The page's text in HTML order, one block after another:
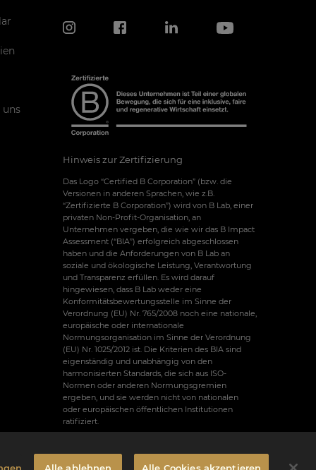
uns
Hinweis zur Zertifizierung
Das Logo “Certified B Corporation” (bzw. die
Versionen in anderen Sprachen, wie z.B.
“Zertifizierte B Corporation”) wird von B Lab, einer
privaten Non-Profit-Organisation, an
Unternehmen vergeben, die wie wir das B Impact
Assessment (“BIA”) erfolgreich abgeschlossen
haben und die Anforderungen von B Lab an
soziale und ökologische Leistung, Verantwortung
und Transparenz erfüllen. Es wird darauf
hingewiesen, dass B Lab weder eine
Konformitätsbewertungsstelle im Sinne der
Verordnung (EU) Nr. 765/2008 noch eine nationale,
europäische oder internationale
Normungsorganisation im Sinne der Verordnung
(EU) Nr. 1025/2012 ist. Die Kriterien des BIA sind
eigenständig und unabhängig von den
harmonisierten Standards, die sich aus ISO-
Normen oder anderen Normungsgremien
ergeben, und sie werden nicht von nationalen
oder europäischen öffentlichen Institutionen
ratifiziert.